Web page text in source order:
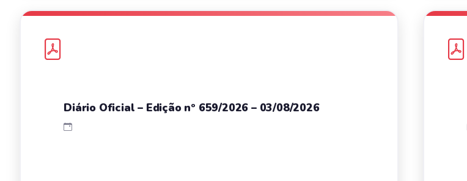
Diário Oficial – Edição nº 659/2026 – 03/08/2026